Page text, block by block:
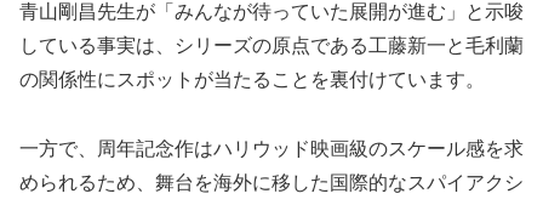
青山剛昌先生が「みんなが待っていた展開が進む」と示唆
している事実は、シリーズの原点である工藤新一と毛利蘭
の関係性にスポットが当たることを裏付けています。
一方で、周年記念作はハリウッド映画級のスケール感を求
められるため、舞台を海外に移した国際的なスパイアクシ